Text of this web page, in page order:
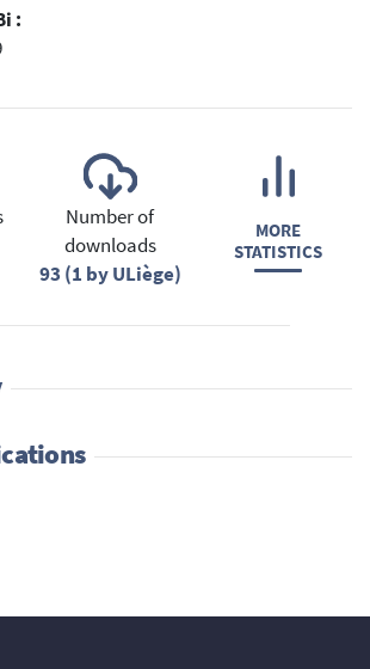
:
Number of
downloads
93 (1 by ULiège)
MORE
STATISTICS